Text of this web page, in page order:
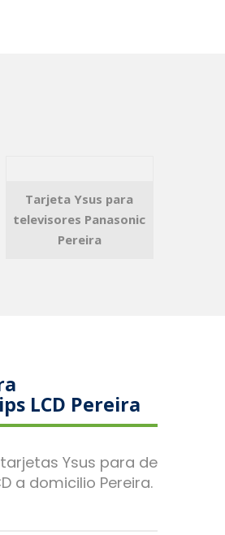
Tarjeta Ysus para
televisores Panasonic
Pereira
LCD Pereira
Ysus para de
a domicilio Pereira.